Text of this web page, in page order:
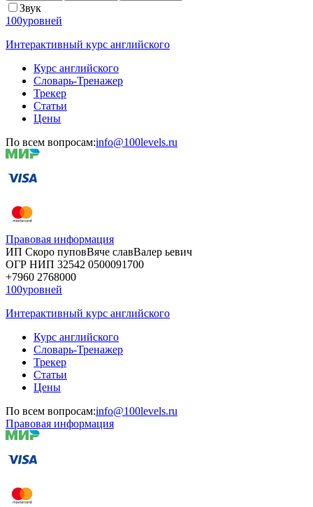
Звук
100уровней
Интерактивный курс английского
Курс английского
Словарь-Тренажер
Трекер
Статьи
Цены
По всем вопросам:info@100levels.ru
Правовая информация
ИП Скоро пуповВяче славВалер ьевич
ОГР НИП 32542 0500091700
+7960 2768000
100уровней
Интерактивный курс английского
Курс английского
Словарь-Тренажер
Трекер
Статьи
Цены
По всем вопросам:info@100levels.ru
Правовая информация